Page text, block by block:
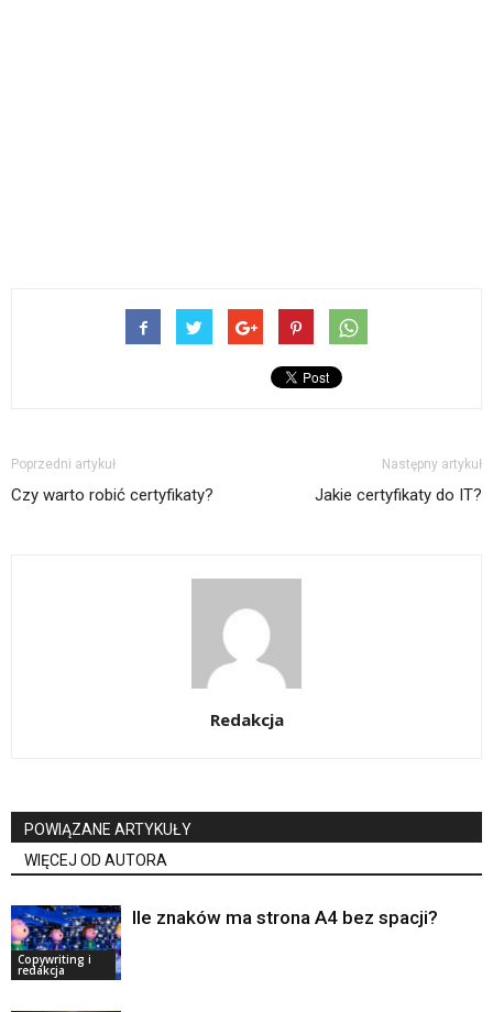
Poprzedni artykuł
Czy warto robić certyfikaty?
Następny artykuł
Jakie certyfikaty do IT?
Redakcja
POWIĄZANE ARTYKUŁY
WIĘCEJ OD AUTORA
Copywriting i
redakcja
Ile znaków ma strona A4 bez spacji?